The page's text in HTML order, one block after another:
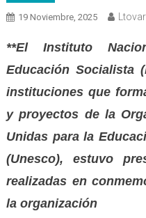
19 Noviembre, 2025 Ltovar
**El Instituto
Educación Socialista
instituciones que
y proyectos de la
Unidas para la
(Unesco), estuvo
realizadas en
la organización